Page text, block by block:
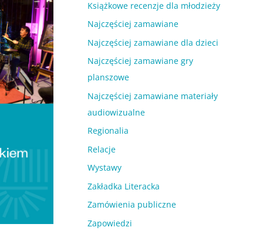
Książkowe recenzje dla młodzieży
Najczęściej zamawiane
Najczęściej zamawiane dla dzieci
Najczęściej zamawiane gry
planszowe
Najczęściej zamawiane materiały
audiowizualne
Regionalia
Relacje
Wystawy
Zakładka Literacka
Zamówienia publiczne
Zapowiedzi